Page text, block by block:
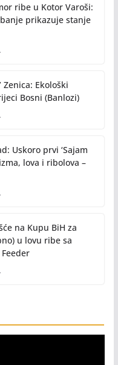
ribe u Kotor Varoši:
prikazuje stanje
Zenica: Ekološki
Bosni (Banlozi)
Uskoro prvi ‘Sajam
lova i ribolova –
na Kupu BiH za
u lovu ribe sa